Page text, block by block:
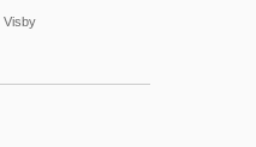
Visby